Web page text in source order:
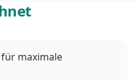
maximale